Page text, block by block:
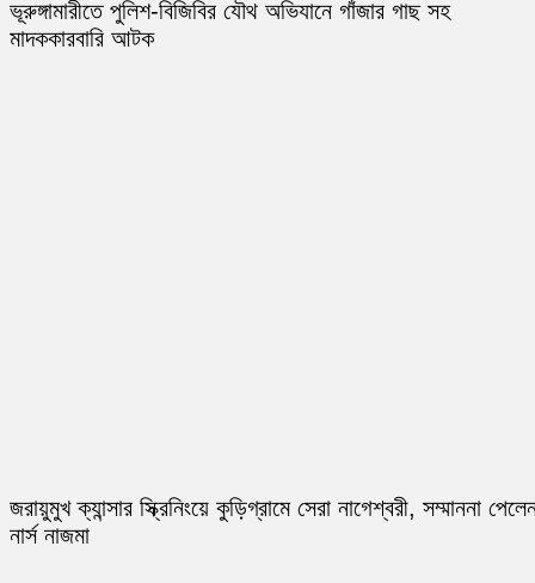
ভূরুঙ্গামারীতে পুলিশ-বিজিবির যৌথ অভিযানে গাঁজার গাছ সহ
মাদককারবারি আটক
জরায়ুমুখ ক্যান্সার স্ক্রিনিংয়ে কুড়িগ্রামে সেরা নাগেশ্বরী, সম্মাননা
নার্স নাজমা